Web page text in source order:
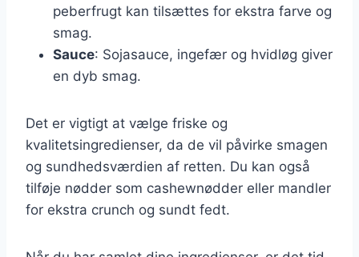
peberfrugt kan tilsættes for ekstra farve og
smag.
Sauce: Sojasauce, ingefær og hvidløg giver
en dyb smag.
Det er vigtigt at vælge friske og
kvalitetsingredienser, da de vil påvirke smagen
og sundhedsværdien af retten. Du kan også
tilføje nødder som cashewnødder eller mandler
for ekstra crunch og sundt fedt.